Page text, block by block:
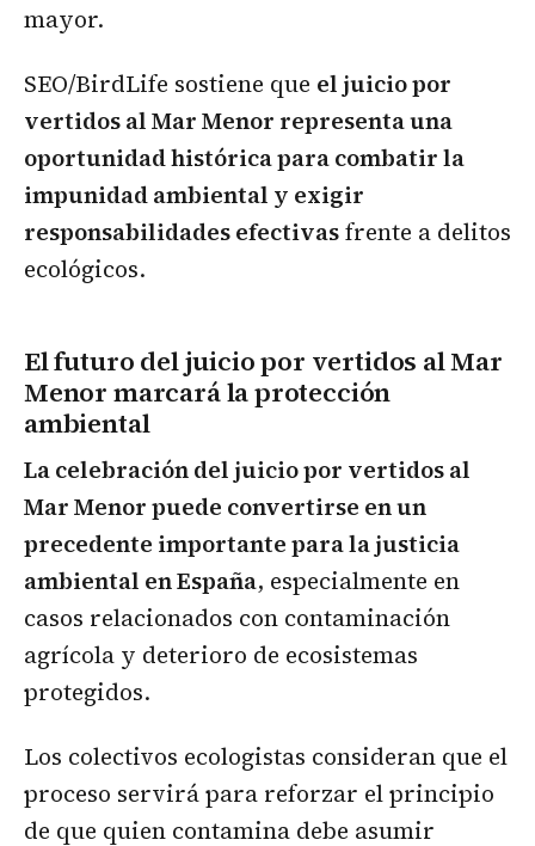
mayor.
SEO/BirdLife sostiene que el juicio por
vertidos al Mar Menor representa una
oportunidad histórica para combatir la
impunidad ambiental y exigir
responsabilidades efectivasfrente a delitos
ecológicos.
El futuro del juicio por vertidos al Mar
Menor marcará la protección
ambiental
La celebración del juicio por vertidos al
Mar Menor puede convertirse en un
precedente importante para la justicia
ambiental en España, especialmente en
casos relacionados con contaminación
agrícola y deterioro de ecosistemas
protegidos.
Los colectivos ecologistas consideran que el
proceso servirá para reforzar el principio
de que quien contamina debe asumir